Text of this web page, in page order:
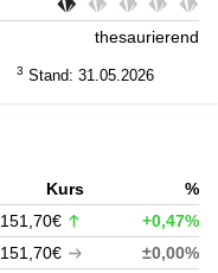
thesaurierend
3 Stand: 31.05.2026
Kurs
%
151,70€
+0,47%
151,70€
±0,00%